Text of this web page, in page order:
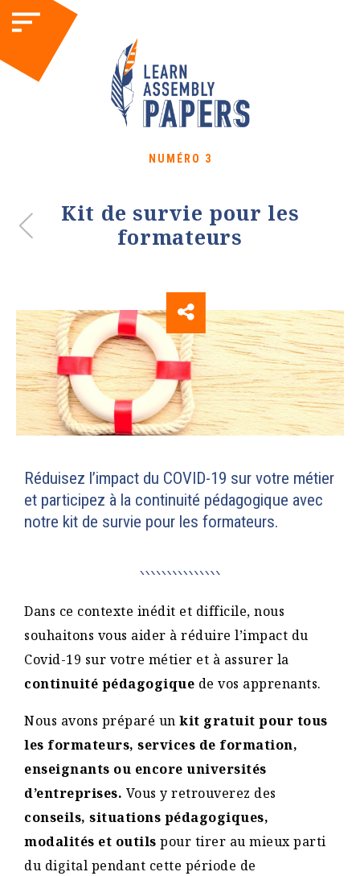
NUMÉRO 3
Kit de survie pour les
formateurs
Réduisez l’impact du COVID-19 sur votre métier
et participez à la continuité pédagogique avec
notre kit de survie pour les formateurs.
Dans ce contexte inédit et difficile, nous
souhaitons vous aider à réduire l’impact du
Covid-19 sur votre métier et à assurer la
continuité pédagogique de vos apprenants.
Nous avons préparé un kit gratuit pour tous
les formateurs, services de formation,
enseignants ou encore universités
d’entreprises. Vous y retrouverez des
conseils, situations pédagogiques,
modalités et outils pour tirer au mieux parti
du digital pendant cette période de